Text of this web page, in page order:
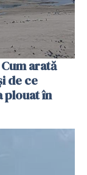
arată
de ce
plouat în